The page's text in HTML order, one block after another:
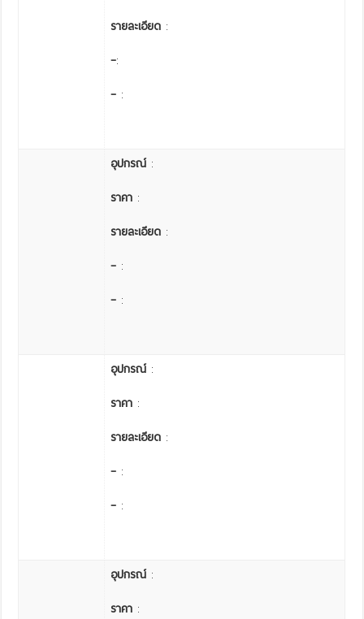
รายละเอียด :
–:
– :
อุปกรณ์:
ราคา :
รายละเอียด :
– :
– :
อุปกรณ์:
ราคา :
รายละเอียด :
– :
– :
อุปกรณ์:
ราคา :